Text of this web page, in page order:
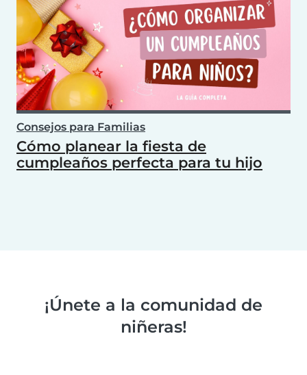
Consejos para Familias
Cómo planear la fiesta de
cumpleaños perfecta para tu hijo
¡Únete a la comunidad de
niñeras!